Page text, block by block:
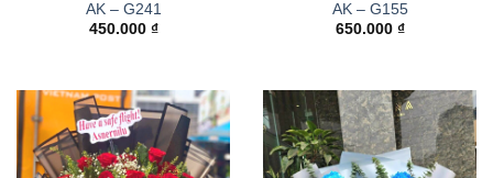
AK – G241
450.000 ₫
AK – G155
650.000 ₫